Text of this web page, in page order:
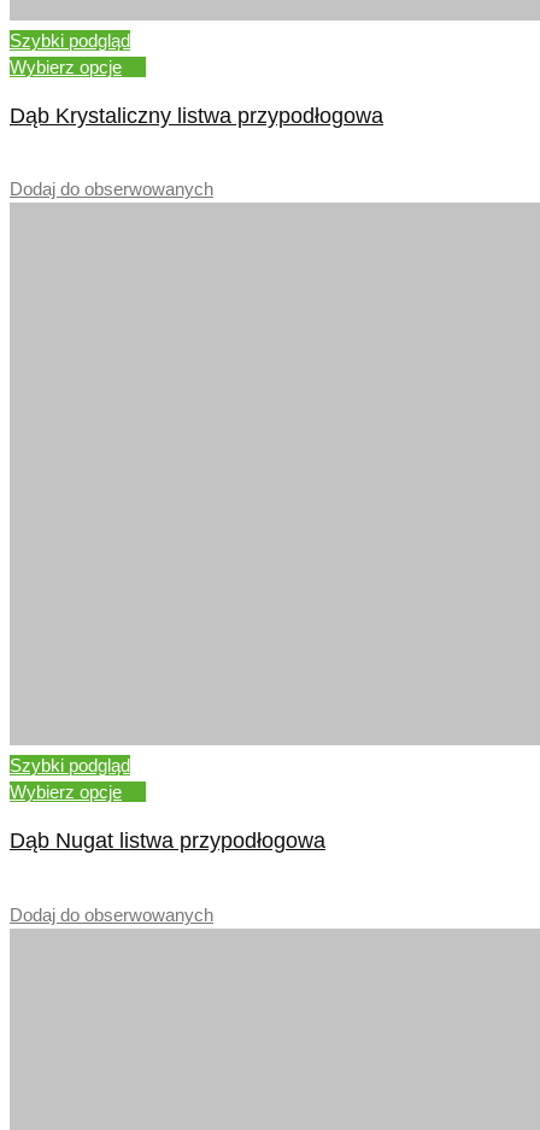
Szybki podgląd
Wybierz opcje
Dąb Krystaliczny listwa przypodłogowa
Dodaj do obserwowanych
Szybki podgląd
Wybierz opcje
Dąb Nugat listwa przypodłogowa
Dodaj do obserwowanych